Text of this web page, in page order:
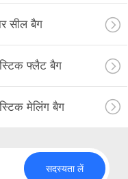
सील बैग
फ्लैट बैग
मेलिंग बैग
सदस्यता लें